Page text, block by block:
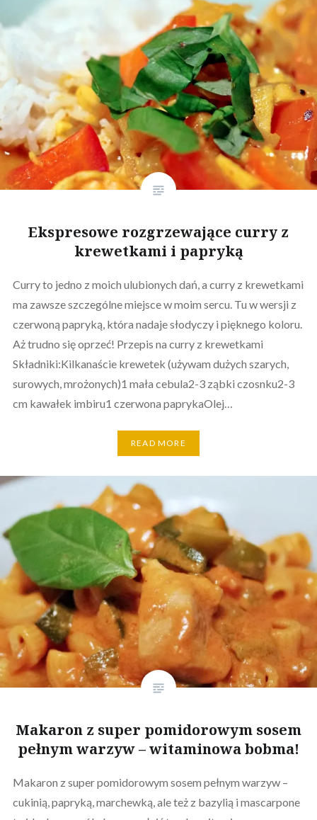
Ekspresowe rozgrzewające curry z
krewetkami i papryką
Curry to jedno z moich ulubionych dań, a curry z krewetkami
ma zawsze szczególne miejsce w moim sercu. Tu w wersji z
czerwoną papryką, która nadaje słodyczy i pięknego koloru.
Aż trudno się oprzeć! Przepis na curry z krewetkami
Składniki:Kilkanaście krewetek (używam dużych szarych,
surowych, mrożonych)1 mała cebula2-3 ząbki czosnku2-3
cm kawałek imbiru1 czerwona paprykaOlej…
READ MORE
Makaron z super pomidorowym sosem
pełnym warzyw – witaminowa bobma!
Makaron z super pomidorowym sosem pełnym warzyw –
cukinią, papryką, marchewką, ale też z bazylią i mascarpone